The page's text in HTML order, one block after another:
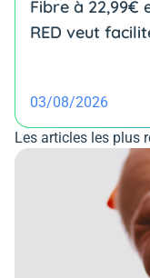
Fibre à 22,99€
RED veut
03/08/2026
Les articles les plus